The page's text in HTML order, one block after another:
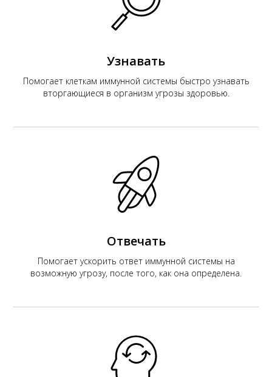
Узнавать
Помогает клеткам иммунной системы быстро узнавать
вторгающиеся в организм угрозы здоровью.
Отвечать
Помогает ускорить ответ иммунной системы на
возможную угрозу, после того, как она определена.